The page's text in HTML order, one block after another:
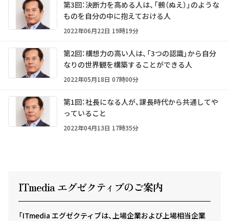
第3回：決断力を高める人は、「鵺（ぬえ）」のような
ものを自分の中に抱えておける人
2022年06月22日 19時19分
第2回：構想力の高い人は、「3つの認識」から自分
なりの世界観を構築することができる人
2022年05月18日 07時00分
第1回：社長になる人が、課長時代から共通してや
っていること
2022年04月13日 17時35分
ITmedia エグゼクティ ブのご案内
「ITmedia エグゼクティブは、上場企業および上場相当企業